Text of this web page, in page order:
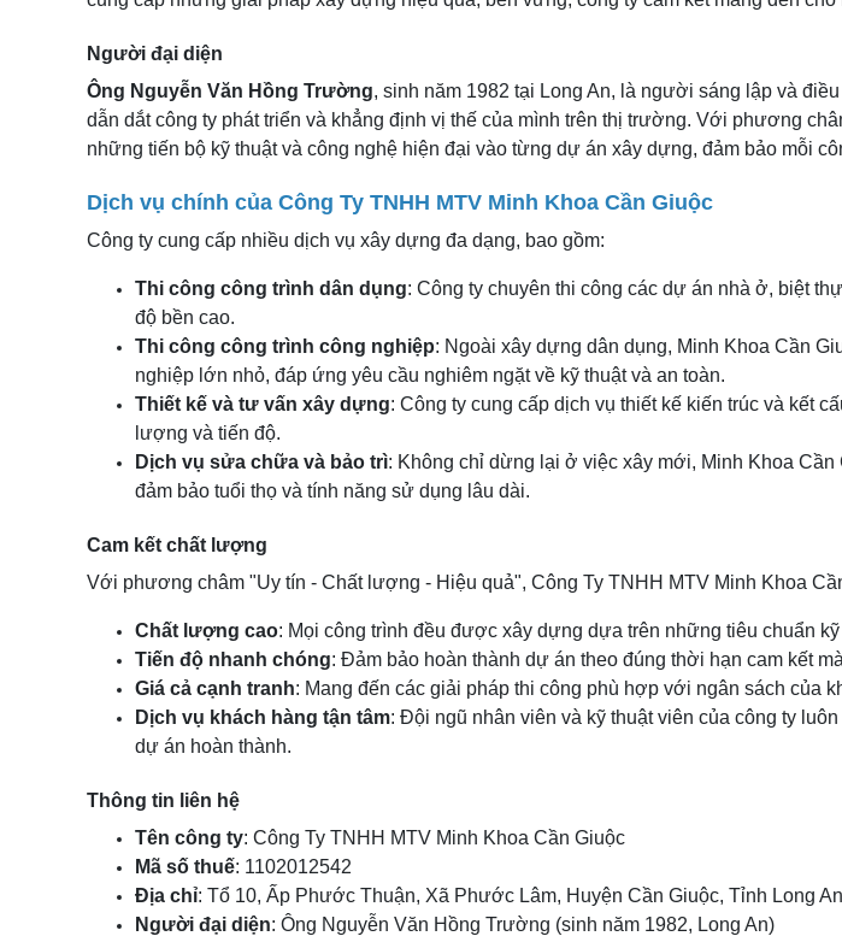
Người đại diện
Ông Nguyễn Văn Hồng Trường, sinh năm 1982 tại Long An, là người sáng lập và
dẫn dắt công ty phát triển và khẳng định vị thế của mình trên thị trường. Với phương
những tiến bộ kỹ thuật và công nghệ hiện đại vào từng dự án xây dựng, đảm bảo mỗi
Dịch vụ chính của Công Ty TNHH MTV Minh Khoa Cần Giuộc
Công ty cung cấp nhiều dịch vụ xây dựng đa dạng, bao gồm:
Thi công công trình dân dụng: Công ty chuyên thi công các dự án nhà ở, biệt
độ bền cao.
Thi công công trình công nghiệp: Ngoài xây dựng dân dụng, Minh Khoa Cần
nghiệp lớn nhỏ, đáp ứng yêu cầu nghiêm ngặt về kỹ thuật và an toàn.
Thiết kế và tư vấn xây dựng: Công ty cung cấp dịch vụ thiết kế kiến trúc và kết
lượng và tiến độ.
Dịch vụ sửa chữa và bảo trì: Không chỉ dừng lại ở việc xây mới, Minh Khoa
đảm bảo tuổi thọ và tính năng sử dụng lâu dài.
Cam kết chất lượng
Với phương châm "Uy tín - Chất lượng - Hiệu quả", Công Ty TNHH MTV Minh Khoa
Chất lượng cao: Mọi công trình đều được xây dựng dựa trên những tiêu chuẩn
Tiến độ nhanh chóng: Đảm bảo hoàn thành dự án theo đúng thời hạn cam kết
Giá cả cạnh tranh: Mang đến các giải pháp thi công phù hợp với ngân sách của
Dịch vụ khách hàng tận tâm: Đội ngũ nhân viên và kỹ thuật viên của công ty
dự án hoàn thành.
Thông tin liên hệ
Tên công ty: Công Ty TNHH MTV Minh Khoa Cần Giuộc
Mã số thuế: 1102012542
Địa chỉ: Tổ 10, Ấp Phước Thuận, Xã Phước Lâm, Huyện Cần Giuộc, Tỉnh Long
Người đại diện: Ông Nguyễn Văn Hồng Trường (sinh năm 1982, Long An)